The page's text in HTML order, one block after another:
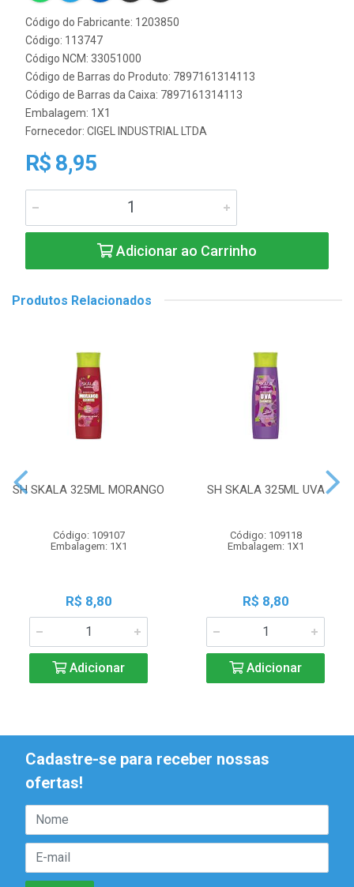
Código do Fabricante: 1203850
Código: 113747
Código NCM: 33051000
Código de Barras do Produto: 7897161314113
Código de Barras da Caixa: 7897161314113
Embalagem: 1X1
Fornecedor: CIGEL INDUSTRIAL LTDA
R$ 8,95
Adicionar ao Carrinho
Produtos Relacionados
SH SKALA 325ML MORANGO
Código: 109107
Embalagem: 1X1
R$ 8,80
Adicionar
SH SKALA 325ML UVA
Código: 109118
Embalagem: 1X1
R$ 8,80
Adicionar
Cadastre-se para receber nossas
ofertas!